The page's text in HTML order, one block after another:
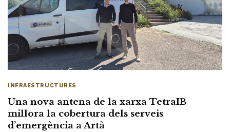
INFRAESTRUCTURES
Una nova antena de la xarxa TetraIB
millora la cobertura dels serveis
d’emergència a Artà